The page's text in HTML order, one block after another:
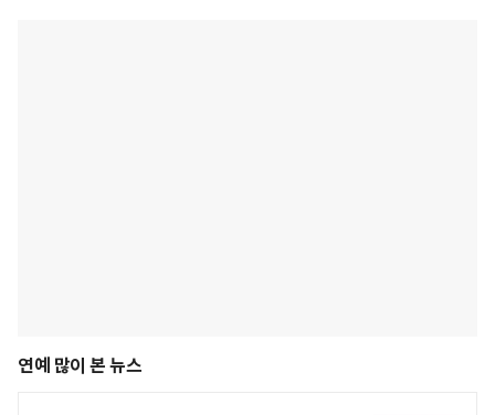
연예 많이 본 뉴스